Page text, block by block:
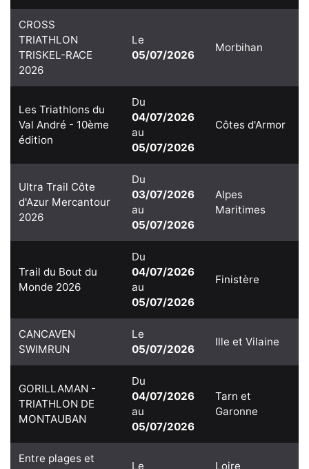
CROSS
TRIATHLON
TRISKEL-RACE
2026
Le
05/07/2026
Morbihan
Les Triathlons du
Val André - 10ème
édition
Du
04/07/2026
au
05/07/2026
Côtes d'Armor
Ultra Trail Côte
d'Azur Mercantour
2026
Du
03/07/2026
au
05/07/2026
Alpes
Maritimes
Trail du Bout du
Monde 2026
Du
04/07/2026
au
05/07/2026
Finistère
CANCAVEN
SWIMRUN
Le
05/07/2026
Ille et Vilaine
GORILLAMAN -
TRIATHLON DE
MONTAUBAN
Du
04/07/2026
au
05/07/2026
Tarn et
Garonne
Entre plages et
Le
Loire